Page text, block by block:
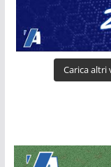
Carica altri